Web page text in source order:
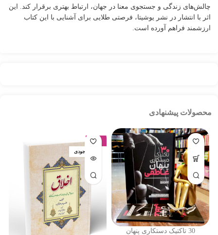
چالش‌های زندگی و جستجوی معنا در جهان، ارتباط بهتری برقرار کند. این
اثر با انتشار در نشر یوشیتا، فرصتی طلایی برای آشنایی با این کتاب
ارزشمند فراهم آورده است.
محصولات پیشنهادی
30 تاکتیک دستکاری پنهان
-17%
اتمام موجودی